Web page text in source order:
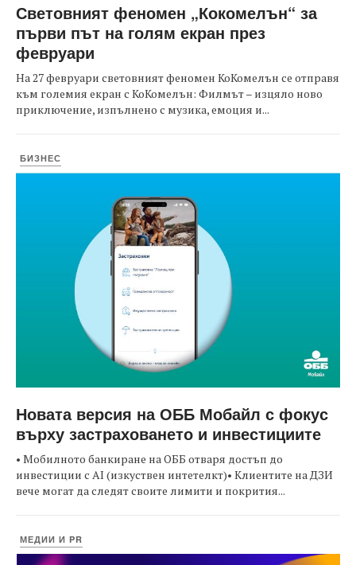
Световният феномен „Кокомелън“ за
първи път на голям екран през
февруари
На 27 февруари световният феномен КоКомелън се отправя
към големия екран с КоКомелън: Филмът – изцяло ново
приключение, изпълнено с музика, емоция и...
БИЗНЕС
Новата версия на ОББ Мобайл с фокус
върху застраховането и инвестициите
• Мобилното банкиране на ОББ отваря достъп до
инвестиции с AI (изкуствен интетелкт)• Клиентите на ДЗИ
вече могат да следят своите лимити и покрития...
МЕДИИ И PR